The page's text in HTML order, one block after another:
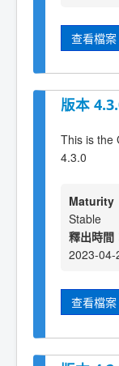
查看檔案
版本
This is the
4.3.0
Maturity
Stable
釋出時間
2023-04-
查看檔案